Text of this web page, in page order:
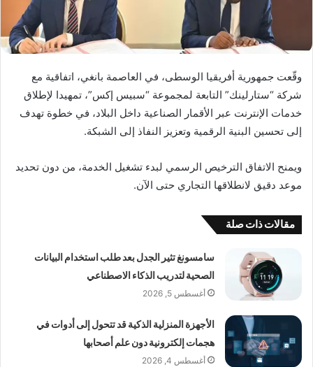
وقّعت جمهورية أفريقيا الوسطى، في العاصمة بانغي، اتفاقية مع
شركة “ستارلينك” التابعة لمجموعة “سبيس إكس”، تمهيدا لإطلاق
خدمات الإنترنت عبر الأقمار الصناعية داخل البلاد، في خطوة تهدف
إلى تحسين البنية الرقمية وتعزيز النفاذ إلى الشبكة.
ويمنح الاتفاق الترخيص الرسمي لبدء تشغيل الخدمة، من دون تحديد
موعد دقيق لانطلاقها التجاري حتى الآن.
مقالات ذات صلة
سامسونغ تثير الجدل بعد طلب استخدام البيانات
الصحية لتدريب الذكاء الاصطناعي
أغسطس 5, 2026
الأجهزة المنزلية الذكية قد تتحول إلى أدوات في
هجمات إلكترونية دون علم أصحابها
أغسطس 4, 2026